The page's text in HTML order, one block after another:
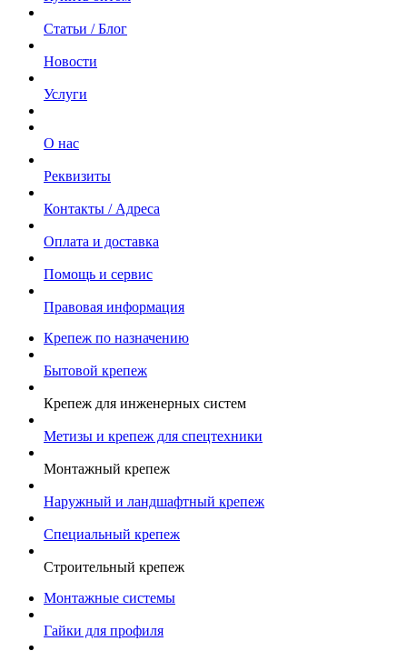
Статьи / Блог
Новости
Услуги
О нас
Реквизиты
Контакты / Адреса
Оплата и доставка
Помощь и сервис
Правовая информация
Крепеж по назначению
Бытовой крепеж
Крепеж для инженерных систем
Метизы и крепеж для спецтехники
Монтажный крепеж
Наружный и ландшафтный крепеж
Специальный крепеж
Строительный крепеж
Монтажные системы
Гайки для профиля